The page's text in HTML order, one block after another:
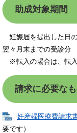
助成対象期間
妊娠届を提出した日
翌々月末までの受診分
※転入の場合は、転
請求に必要な
妊産婦医療費請求
要です）